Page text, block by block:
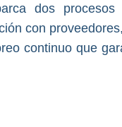
dos
con
continuo que